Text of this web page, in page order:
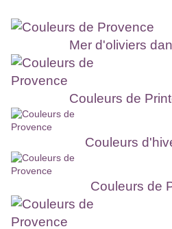
Mer d'oliviers
Couleurs de
Couleurs
Couleurs de